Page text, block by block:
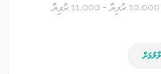
10,000 ރުފިޔާ - 11,000 ރުފިޔާ